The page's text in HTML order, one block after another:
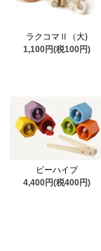
ラクコマⅡ（大)
1,100円(税100円)
ビーハイブ
4,400円(税400円)